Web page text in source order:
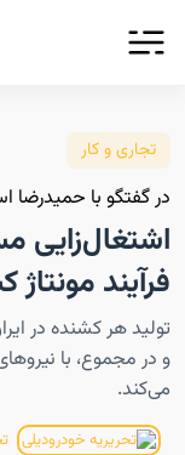
تجاری و کار
در گفتگو با حمیدرضا
اشتغال‌زایی
فرآیند مونتاژ
می‌کند.